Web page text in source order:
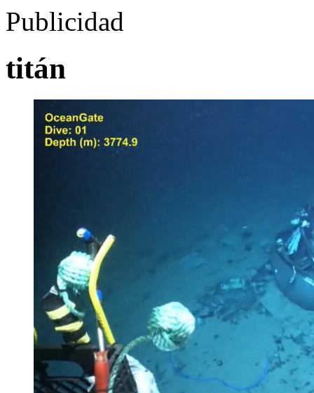
Publicidad
titán